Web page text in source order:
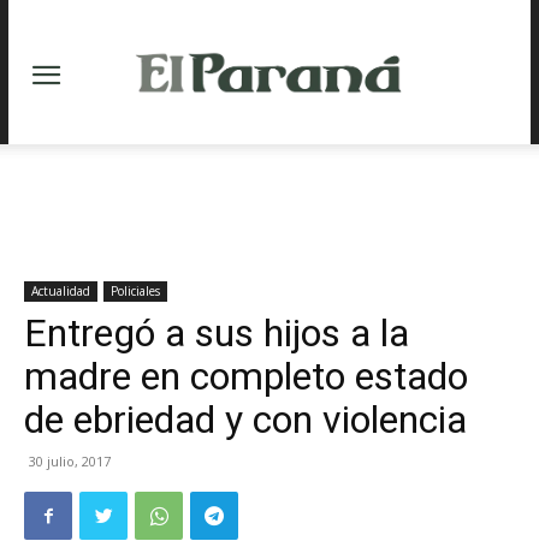
Actualidad Policiales
Entregó a sus hijos a la
madre en completo estado
de ebriedad y con violencia
30 julio, 2017